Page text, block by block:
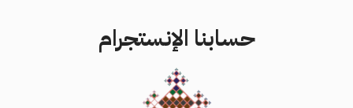
حسابنا الإنستجرام